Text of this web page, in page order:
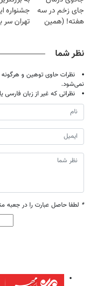
جای زخم در سه
هفته! (همین
جشنواره
تهران سر
نظر شما
نظرات حاوی توهین و
نمی‌شود.
نظراتی که غیر از زبان
* لطفا حاصل عبارت را در جعبه